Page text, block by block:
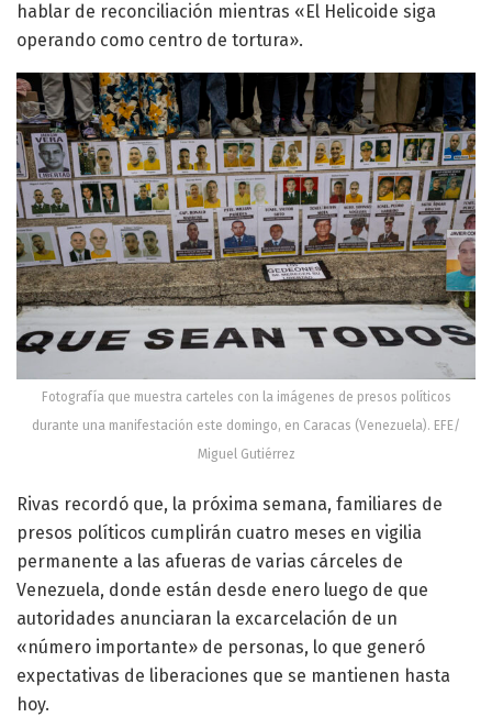
hablar de reconciliación mientras «El Helicoide siga
operando como centro de tortura».
Fotografía que muestra carteles con la imágenes de presos políticos
durante una manifestación este domingo, en Caracas (Venezuela). EFE/
Miguel Gutiérrez
Rivas recordó que, la próxima semana, familiares de
presos políticos cumplirán cuatro meses en vigilia
permanente a las afueras de varias cárceles de
Venezuela, donde están desde enero luego de que
autoridades anunciaran la excarcelación de un
«número importante» de personas, lo que generó
expectativas de liberaciones que se mantienen hasta
hoy.